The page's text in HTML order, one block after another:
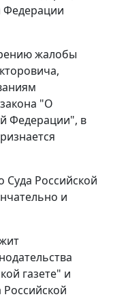
Федерации
жалобы
"О
Федерации", в
Суда Российской
и
газете" и
Российской